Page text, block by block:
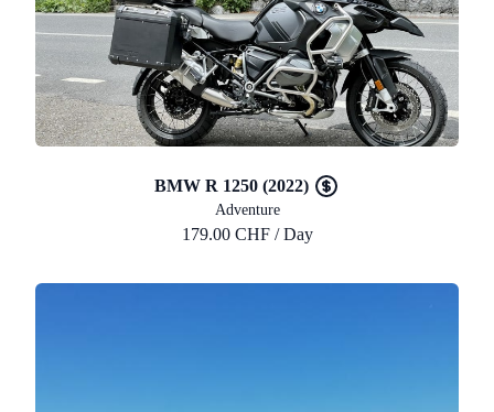
BMW R 1250 (2022)
Adventure
179.00 CHF / Day